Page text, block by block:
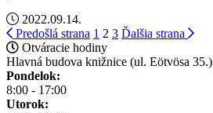
2022.09.14.
Stránkovanie
príspevkov
Predošlá strana 1 2 3 Ďalšia strana
Otváracie hodiny
Hlavná budova knižnice (ul. Eötvösa 35.)
Pondelok:
8:00 - 17:00
Utorok: